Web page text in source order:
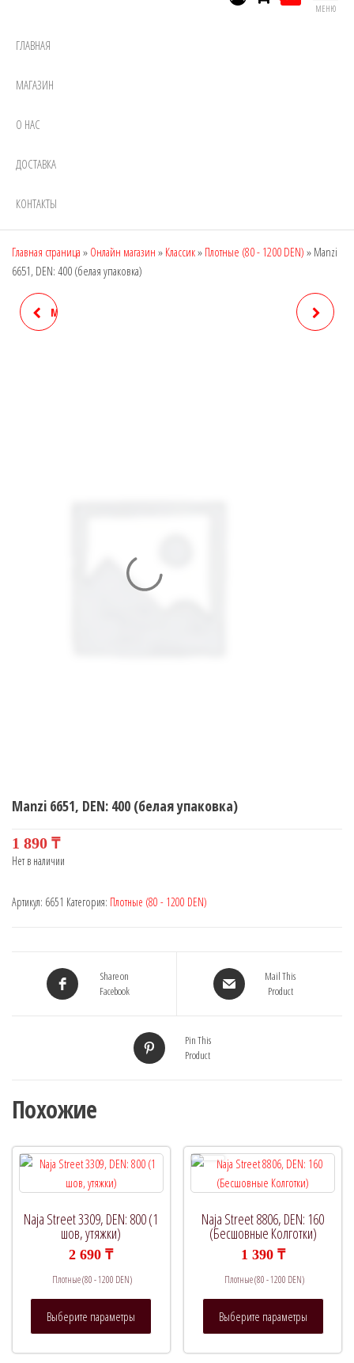
МЕНЮ
ГЛАВНАЯ
МАГАЗИН
О НАС
ДОСТАВКА
КОНТАКТЫ
Главная страница » Онлайн магазин » Классик» Плотные (80 - 1200 DEN) » Manzi
6651, DEN: 400 (белая упаковка)
MANZI 6650, DEN: 580 (ДЛЯ
Manzi 6651, DEN: 400 (белая упаковка)
1 890 ₸
Нет в наличии
Артикул: 6651 Категория: Плотные (80 - 1200 DEN)
Share on
Facebook
Mail This
Product
Pin This
Product
Похожие
Naja Street 3309, DEN: 800 (1
шов, утяжки)
2 690₸
Плотные (80 - 1200 DEN)
Выберите параметры
Naja Street 8806, DEN: 160
(Бесшовные Колготки)
1 390 ₸
Плотные (80 - 1200 DEN)
Выберите параметры
Этот